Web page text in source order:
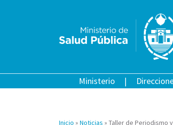
Ministerio
Inicio » Noticias » Taller de Periodismo